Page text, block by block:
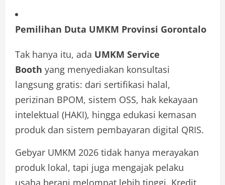
Pemilihan Duta UMKM Provinsi Gorontalo
Tak hanya itu, ada UMKM Service
Booth yang menyediakan konsultasi
langsung gratis: dari sertifikasi halal,
perizinan BPOM, sistem OSS, hak kekayaan
intelektual (HAKI), hingga edukasi kemasan
produk dan sistem pembayaran digital QRIS.
Gebyar UMKM 2026 tidak hanya merayakan
produk lokal, tapi juga mengajak pelaku
usaha berani melompat lebih tinggi. Kredit